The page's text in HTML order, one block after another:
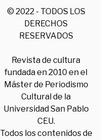
© 2022 - TODOS LOS
DERECHOS
RESERVADOS
Revista de cultura
fundada en 2010 en el
Máster de Periodismo
Cultural de la
Universidad San Pablo
CEU.
Todos los contenidos de